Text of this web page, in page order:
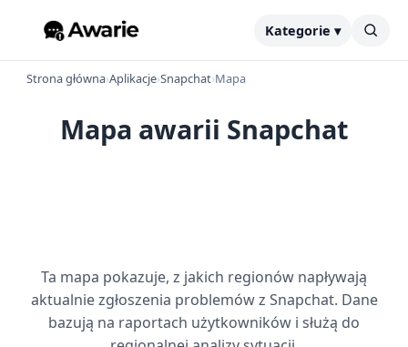
Kategorie ▾
Strona główna›Aplikacje›Snapchat›Mapa
Mapa awarii Snapchat
Ta mapa pokazuje, z jakich regionów napływają
aktualnie zgłoszenia problemów z Snapchat. Dane
bazują na raportach użytkowników i służą do